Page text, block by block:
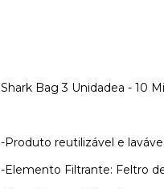
Shark Bag 3 Unidadea - 10
-Produto reutilizável e
-Elemento Filtrante: Feltro